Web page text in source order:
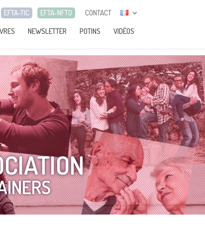
EFTA-TIC EFTA-NFTO
CONTACT
NEWSLETTER POTINS VIDÉOS